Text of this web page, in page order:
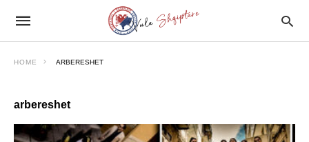
HOME ARBERESHET
arbereshet